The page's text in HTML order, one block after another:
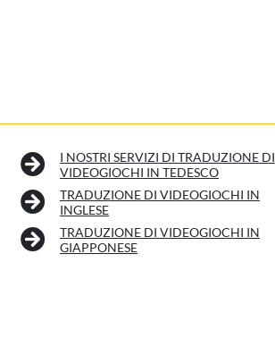
I NOSTRI SERVIZI DI TRADUZIONE DI
VIDEOGIOCHI IN TEDESCO
TRADUZIONE DI VIDEOGIOCHI IN
INGLESE
TRADUZIONE DI VIDEOGIOCHI IN
GIAPPONESE